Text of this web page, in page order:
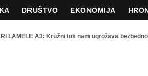
DRUŠTVO EKONOMIJA
LAMELE A3: Kružni tok nam ugrožava